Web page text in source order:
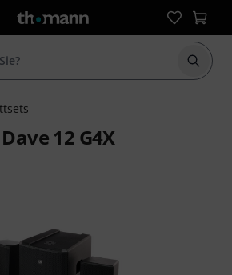
Suche
12 G4X
5 Sternen aus 20 Kundenbewertungen